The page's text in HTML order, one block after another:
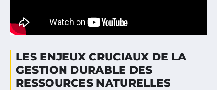
LES ENJEUX CRUCIAUX DE LA
GESTION DURABLE DES
RESSOURCES NATURELLES